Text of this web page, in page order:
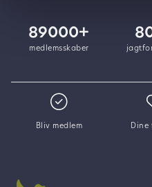
Bliv medlem Dine
89000+
medlemsskaber